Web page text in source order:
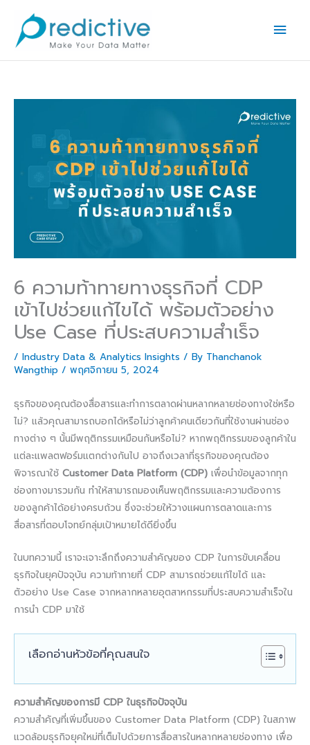
content
6 ความท้าทายทางธุรกิจที่ CDP
เข้าไปช่วยแก้ไขได้ พร้อมตัวอย่าง
Use Case ที่ประสบความสำเร็จ
/ Industry Data & Analytics Insights / By Thanchanok
Wangthip / พฤศจิกายน 5, 2024
ธุรกิจของคุณต้องสื่อสารและทำการตลาดผ่านหลากหลายช่องทางใช่หรือ
ไม่? แล้วคุณสามารถบอกได้หรือไม่ว่าลูกค้าคนเดียวกันที่ใช้งานผ่านช่อง
ทางต่าง ๆ นั้นมีพฤติกรรมเหมือนกันหรือไม่? หากพฤติกรรมของลูกค้าใน
แต่ละแพลตฟอร์มแตกต่างกันไป อาจถึงเวลาที่ธุรกิจของคุณต้อง
พิจารณาใช้ Customer Data Platform (CDP) เพื่อนำข้อมูลจากทุก
ช่องทางมารวมกัน ทำให้สามารถมองเห็นพฤติกรรมและความต้องการ
ของลูกค้าได้อย่างครบถ้วน ซึ่งจะช่วยให้วางแผนการตลาดและการ
สื่อสารที่ตอบโจทย์กลุ่มเป้าหมายได้ดียิ่งขึ้น
ในบทความนี้ เราจะเจาะลึกถึงความสำคัญของ CDP ในการขับเคลื่อน
ธุรกิจในยุคปัจจุบัน ความท้าทายที่ CDP สามารถช่วยแก้ไขได้ และ
ตัวอย่าง Use Case จากหลากหลายอุตสาหกรรมที่ประสบความสำเร็จใน
การนำ CDP มาใช้
เลือกอ่านหัวข้อที่คุณสนใจ
ความสำคัญของการมี CDP ในธุรกิจปัจจุบัน
ความสำคัญที่เพิ่มขึ้นของ Customer Data Platform (CDP) ในสภาพ
แวดล้อมธุรกิจยุคใหม่ที่เต็มไปด้วยการสื่อสารในหลากหลายช่องทาง เพื่อ